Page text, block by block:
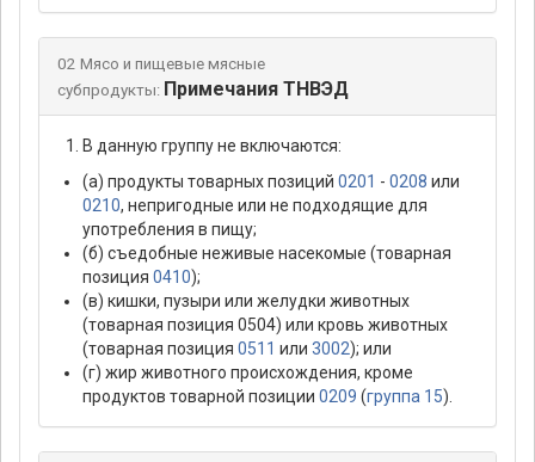
02 Мясо и пищевые мясные
субпродукты: Примечания ТНВЭД
В данную группу не включаются:
(а) продукты товарных позиций 0201 - 0208 или
0210, непригодные или не подходящие для
употребления в пищу;
(б) съедобные неживые насекомые (товарная
позиция 0410);
(в) кишки, пузыри или желудки животных
(товарная позиция 0504) или кровь животных
(товарная позиция 0511 или 3002); или
(г) жир животного происхождения, кроме
продуктов товарной позиции 0209 (группа 15).